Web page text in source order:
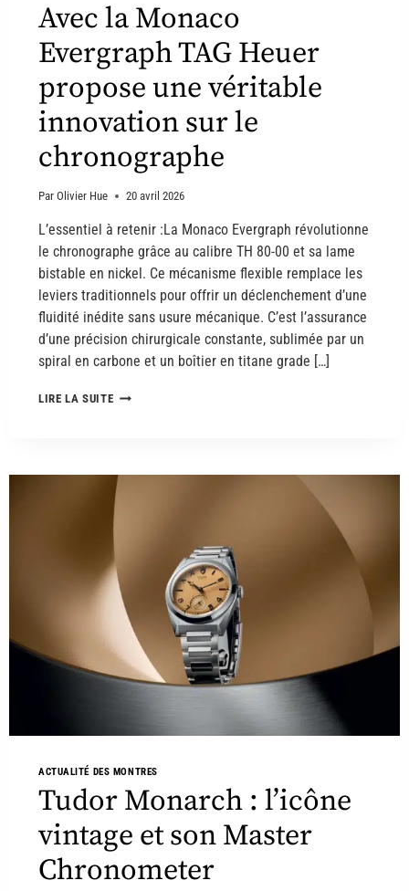
Avec la Monaco
Evergraph TAG Heuer
propose une véritable
innovation sur le
chronographe
Par Olivier Hue 20 avril 2026
L’essentiel à retenir :La Monaco Evergraph révolutionne
le chronographe grâce au calibre TH 80-00 et sa lame
bistable en nickel. Ce mécanisme flexible remplace les
leviers traditionnels pour offrir un déclenchement d’une
fluidité inédite sans usure mécanique. C’est l’assurance
d’une précision chirurgicale constante, sublimée par un
spiral en carbone et un boîtier en titane grade […]
LIRE LA SUITE
ACTUALITÉ DES MONTRES
Tudor Monarch : l’icône
vintage et son Master
Chronometer